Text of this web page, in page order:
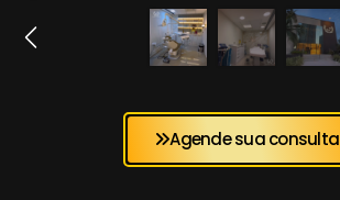
Agende sua consulta